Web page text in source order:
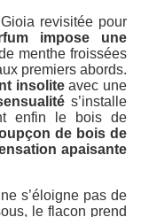
revisitée pour
impose une
menthe froissées
premiers abords.
insoliteavec une
s’installe
enfin le bois de
de bois de
apaisante
s’éloigne pas de
le flacon prend